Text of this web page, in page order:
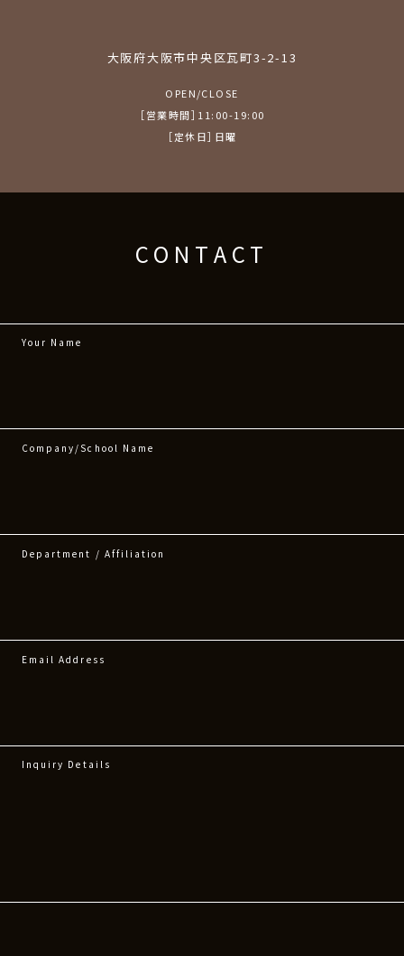
大阪府大阪市中央区瓦町3-2-13
OPEN/CLOSE
［営業時間］11:00-19:00
［定休日］日曜
CONTACT
Your Name
Company/School Name
Department / Affiliation
Email Address
Inquiry Details